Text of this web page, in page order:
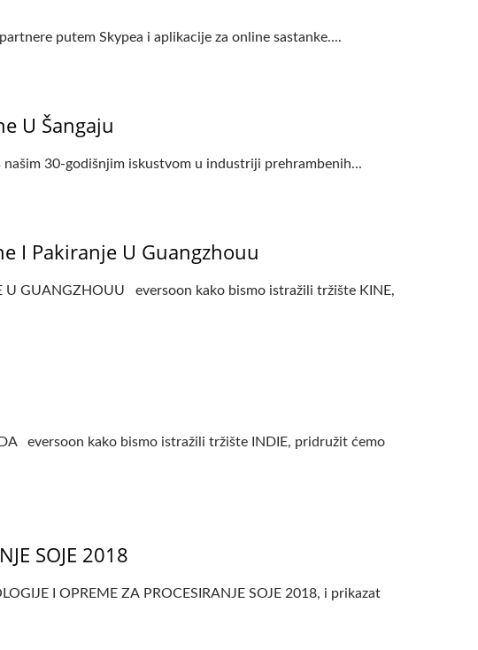
putem Skypea i aplikacije za online sastanke....
U Šangaju
30-godišnjim iskustvom u industriji prehrambenih...
I Pakiranje U Guangzhouu
U GUANGZHOUU eversoon kako bismo istražili tržište KINE,
eversoon kako bismo istražili tržište INDIE, pridružit ćemo
SOJE 2018
I OPREME ZA PROCESIRANJE SOJE 2018, i prikazat